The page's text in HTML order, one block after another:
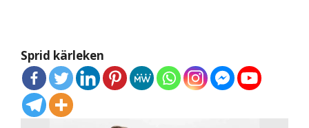
Sprid kärleken